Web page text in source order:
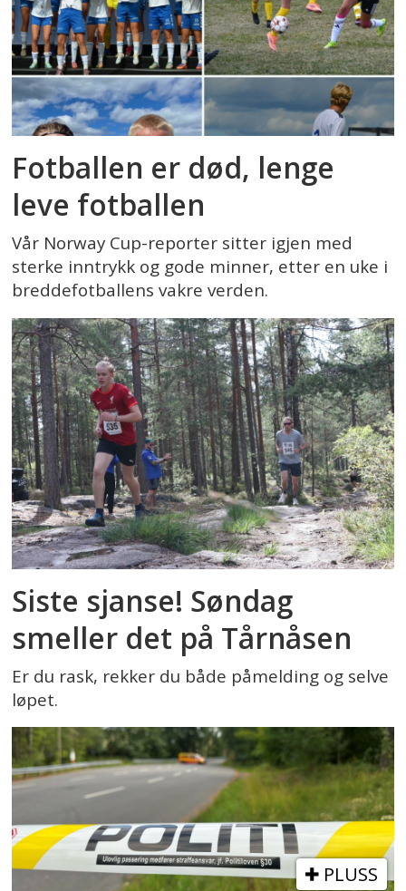
Fotballen er død, lenge
leve fotballen
Vår Norway Cup-reporter sitter igjen med
sterke inntrykk og gode minner, etter en uke i
breddefotballens vakre verden.
Siste sjanse! Søndag
smeller det på Tårnåsen
Er du rask, rekker du både påmelding og selve
løpet.
PLUSS